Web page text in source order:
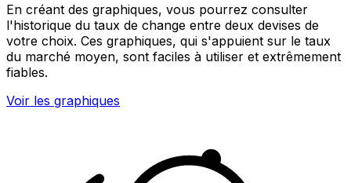
En créant des graphiques, vous pourrez consulter
l'historique du taux de change entre deux devises de
votre choix. Ces graphiques, qui s'appuient sur le taux
du marché moyen, sont faciles à utiliser et extrêmement
fiables.
Voir les graphiques